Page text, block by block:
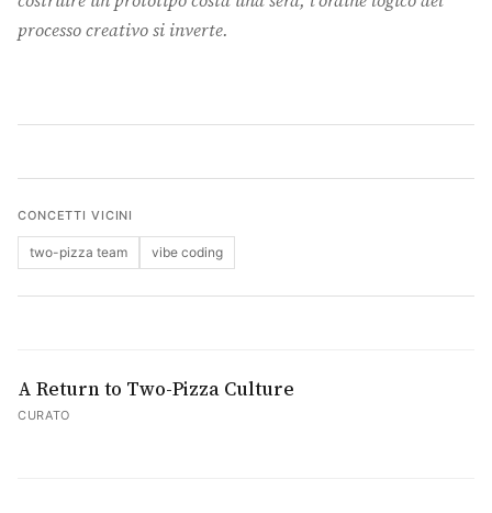
The Abstract
processo creativo si inverte.
CONCETTI VICINI
two-pizza team vibe coding
A Return to Two-Pizza Culture
CURATO